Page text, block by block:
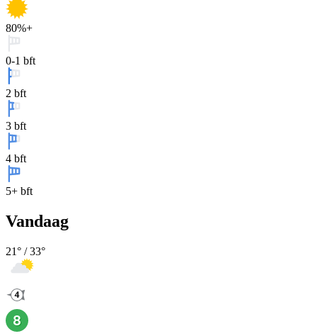
80%+
0-1 bft
2 bft
3 bft
4 bft
5+ bft
Vandaag
21° /33°